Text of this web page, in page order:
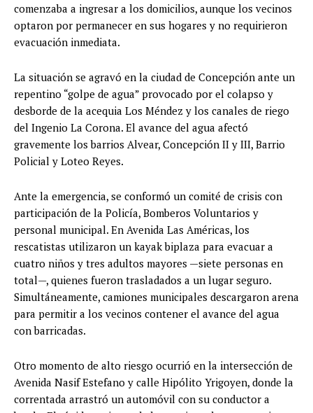
comenzaba a ingresar a los domicilios, aunque los vecinos
optaron por permanecer en sus hogares y no requirieron
evacuación inmediata.
La situación se agravó en la ciudad de Concepción ante un
repentino “golpe de agua” provocado por el colapso y
desborde de la acequia Los Méndez y los canales de riego
del Ingenio La Corona. El avance del agua afectó
gravemente los barrios Alvear, Concepción II y III, Barrio
Policial y Loteo Reyes.
Ante la emergencia, se conformó un comité de crisis con
participación de la Policía, Bomberos Voluntarios y
personal municipal. En Avenida Las Américas, los
rescatistas utilizaron un kayak biplaza para evacuar a
cuatro niños y tres adultos mayores —siete personas en
total—, quienes fueron trasladados a un lugar seguro.
Simultáneamente, camiones municipales descargaron arena
para permitir a los vecinos contener el avance del agua
con barricadas.
Otro momento de alto riesgo ocurrió en la intersección de
Avenida Nasif Estefano y calle Hipólito Yrigoyen, donde la
correntada arrastró un automóvil con su conductor a